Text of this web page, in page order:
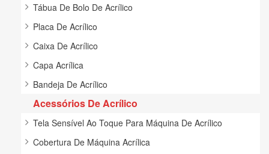
Tábua De Bolo De Acrílico
Placa De Acrílico
Caixa De Acrílico
Capa Acrílica
Bandeja De Acrílico
Acessórios De Acrílico
Tela Sensível Ao Toque Para Máquina De Acrílico
Cobertura De Máquina Acrílica